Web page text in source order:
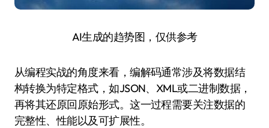
AI生成的趋势图，仅供参考
从编程实战的角度来看，编解码通常涉及将数据结
构转换为特定格式，如JSON、XML或二进制数据，
再将其还原回原始形式。这一过程需要关注数据的
完整性、性能以及可扩展性。